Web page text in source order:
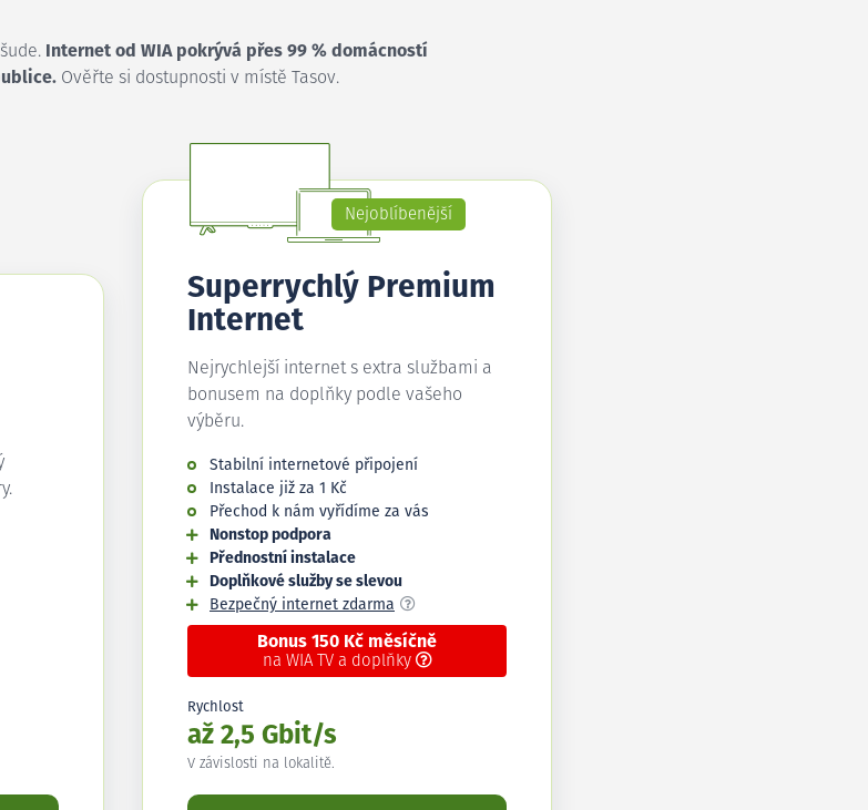
Internet od WIA pokrývá přes 99 % domácností
Ověřte si dostupnosti v místě Tasov.
Nejoblíbenější
Superrychlý Premium
Internet
Nejrychlejší internet s extra službami a
bonusem na doplňky podle vašeho
výběru.
Stabilní internetové připojení
Instalace již za 1 Kč
Přechod k nám vyřídíme za vás
Nonstop podpora
Přednostní instalace
Doplňkové služby se slevou
Bezpečný internet zdarma
Bonus 150 Kč měsíčně
na WIA TV a doplňky
Rychlost
až 2,5 Gbit/s
V závislosti na lokalitě.